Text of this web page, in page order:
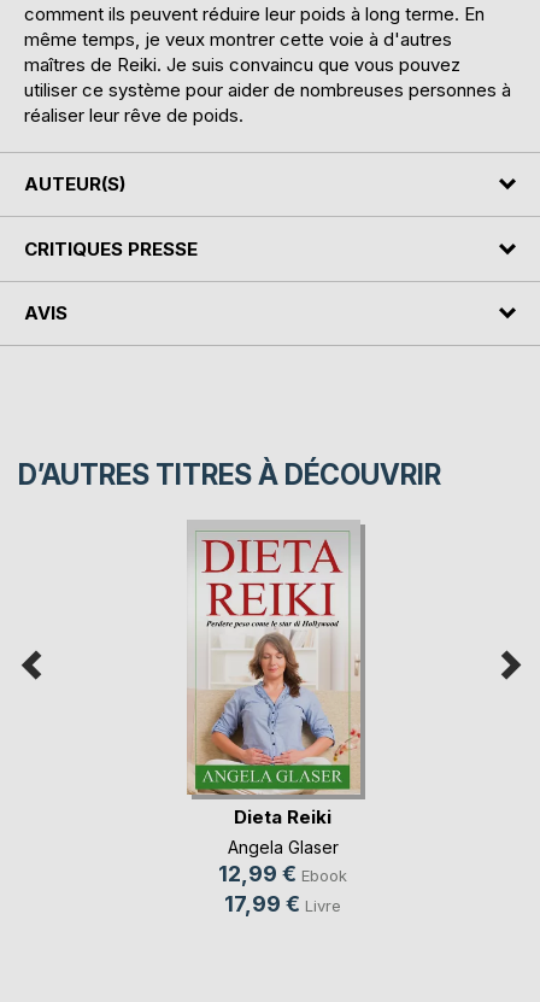
comment ils peuvent réduire leur poids à long terme. En
même temps, je veux montrer cette voie à d'autres
maîtres de Reiki. Je suis convaincu que vous pouvez
utiliser ce système pour aider de nombreuses personnes à
réaliser leur rêve de poids.
AUTEUR(S)
CRITIQUES PRESSE
AVIS
D’AUTRES TITRES À DÉCOUVRIR
Dieta Reiki
Angela Glaser
12,99 € Ebook
17,99 € Livre